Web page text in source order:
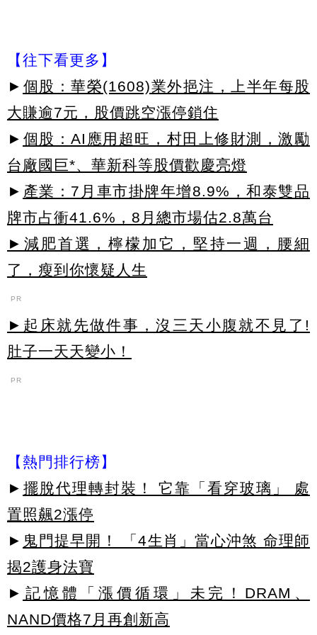
【往下看更多】
► 個股：華榮(1608)業外挹注，上半年每股
大賺逾7元，股價跳空漲停鎖住
► 個股：AI應用超旺，村田上修財測，激勵
台廠國巨*、華新科等股價歡慶亮燈
► 產業：7月車市掛牌年增8.9%，和泰雙品
牌市占衝41.6%，8月總市場估2.8萬台
►減肥首選，檸檬加它，堅持一週，腰細
了，瘦到你懷疑人生
PR
►起床就先做件事，沒三天小腹就不見了!
肚子一天天變小！
PR
【熱門排行榜】
► 擺脫代理轉封裝！ 它靠「看穿玻璃」 處
置照飆2漲停
► 鬼門提早開！ 「4生肖」當心沖煞 命理師
揭2護身法寶
► 記憶體「漲價循環」未完！DRAM、
NAND價格7月再創新高